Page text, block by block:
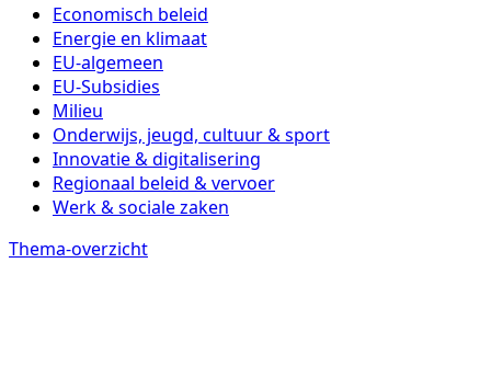
Economisch beleid
Energie en klimaat
EU-algemeen
EU-Subsidies
Milieu
Onderwijs, jeugd, cultuur & sport
Innovatie & digitalisering
Regionaal beleid & vervoer
Werk & sociale zaken
Thema-overzicht